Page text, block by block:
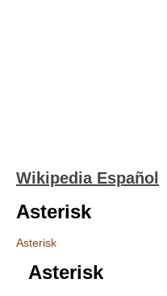
Wikipedia Español
Asterisk
Asterisk
Asterisk